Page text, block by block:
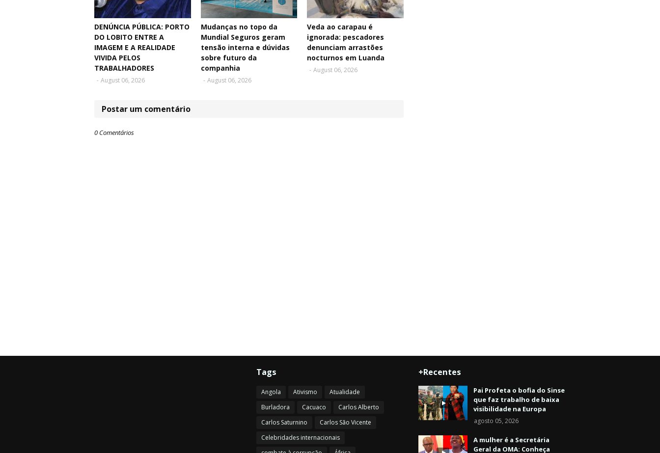
DENÚNCIA PÚBLICA: PORTO
DO LOBITO ENTRE A
IMAGEM E A REALIDADE
VIVIDA PELOS
TRABALHADORES
- August 06, 2026
Mudanças no topo da
Mundial Seguros geram
tensão interna e dúvidas
sobre futuro da
companhia
- August 06, 2026
Veda ao carapau é
ignorada: pescadores
denunciam arrastões
nocturnos em Luanda
- August 06, 2026
Postar um comentário
0 Comentários
Tags
Angola Ativismo
Atualidade
Burladora
Cacuaco
Carlos Alberto
Carlos Saturnino
Carlos São Vicente
Celebridades internacionais
+Recentes
Pai Profeta o bofia do Sinse
que faz trabalho de baixa
visibilidade na Europa
agosto 05, 2026
A mulher é a Secretária
Geral da OMA: Conheça